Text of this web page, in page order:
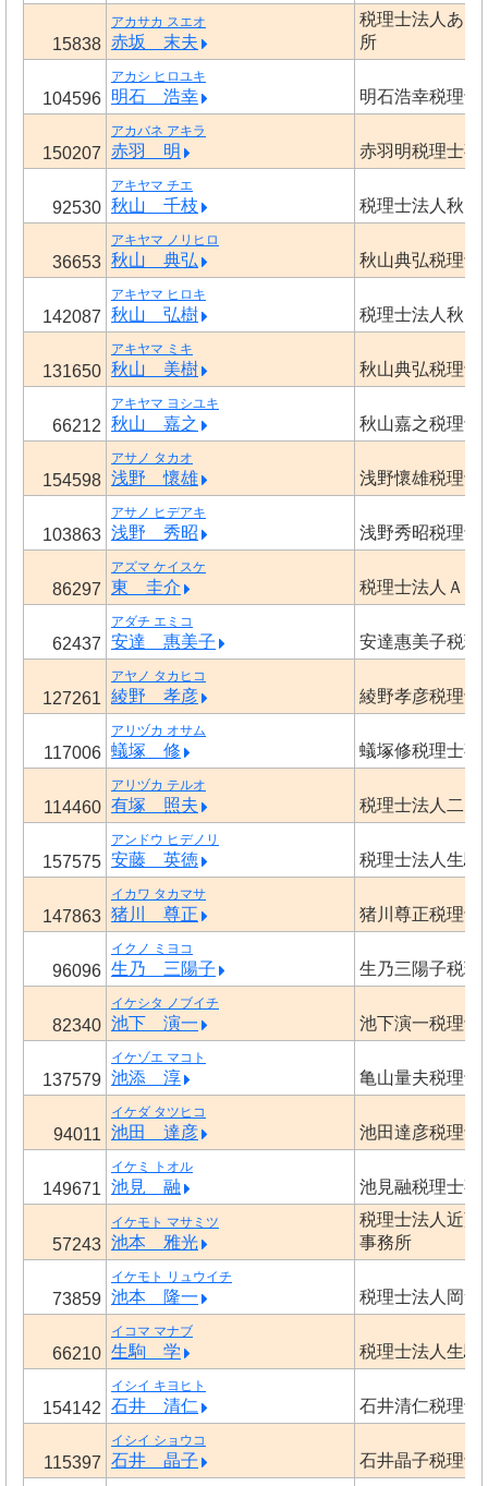
15838
アカサカ スエオ
赤坂 末夫
税理士法人あ
所
104596
アカシ ヒロユキ
明石 浩幸 明石浩幸税理士
150207
アカバネ アキラ
赤羽 明 赤羽明税理士事
92530
アキヤマ チエ
秋山 千枝 税理士法人秋山
36653
アキヤマ ノリヒロ
秋山 典弘 秋山典弘税理士
142087
アキヤマ ヒロキ
秋山 弘樹 税理士法人秋山
131650
アキヤマ ミキ
秋山 美樹 秋山典弘税理士
66212
アキヤマ ヨシユキ
秋山 嘉之 秋山嘉之税理士
154598
アサノ タカオ
浅野 懷雄 浅野懷雄税理士
103863
アサノ ヒデアキ
浅野 秀昭 浅野秀昭税理士
86297
アズマ ケイスケ
東 圭介 税理士法人ＡＣ
62437
アダチ エミコ
安達 惠美子 安達惠美子税理
127261
アヤノ タカヒコ
綾野 孝彦 綾野孝彦税理士
117006
アリヅカ オサム
蟻塚 修 蟻塚修税理士事
114460
アリヅカ テルオ
有塚 照夫 税理士法人二見
157575
アンドウ ヒデノリ
安藤 英徳 税理士法人生駒
147863
イカワ タカマサ
猪川 尊正 猪川尊正税理士
96096
イクノ ミヨコ
生乃 三陽子 生乃三陽子税理
82340
イケシタ ノブイチ
池下 演一 池下演一税理士
137579
イケゾエ マコト
池添 淳 亀山量夫税理士
94011
イケダ タツヒコ
池田 達彦 池田達彦税理士
149671
イケミ トオル
池見 融 池見融税理士事
57243
イケモト マサミツ
池本 雅光
税理士法人近
事務所
73859
イケモト リュウイチ
池本 隆一 税理士法人岡會
66210
イコマ マナブ
生駒 学 税理士法人生駒
154142
イシイ キヨヒト
石井 清仁 石井清仁税理士
115397
イシイ ショウコ
石井 晶子 石井晶子税理士